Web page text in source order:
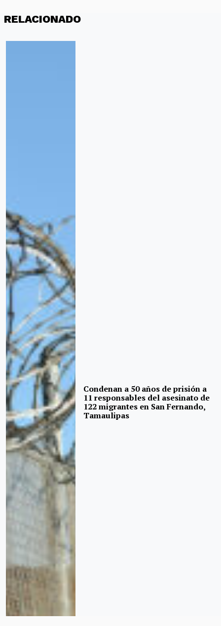
RELACIONADO
Condenan a 50 años de prisión a
11 responsables del asesinato de
122 migrantes en San Fernando,
Tamaulipas